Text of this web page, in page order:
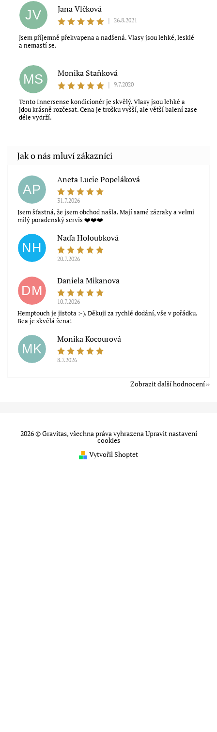
JV
Jana Vlčková
|
26.8.2021
Jsem příjemně překvapena a nadšená. Vlasy jsou lehké, lesklé
a nemastí se.
MS
Monika Staňková
| 9.7.2020
Tento Innersense kondicionér je skvělý. Vlasy jsou lehké a
jdou krásně rozčesat. Cena je trošku vyšší, ale větší balení zase
déle vydrží.
AP
Aneta Lucie Popeláková
31.7.2026
Jsem šťastná, že jsem obchod našla. Mají samé zázraky a velmi
milý poradenský servis ❤️❤️❤️
NH
Naďa Holoubková
20.7.2026
DM
Daniela Mikanova
10.7.2026
Hemptouch je jistota :-). Děkuji za rychlé dodání, vše v pořádku.
Bea je skvělá žena!
MK
Monika Kocourová
8.7.2026
Zobrazit další hodnocení
2026 © Gravitas, všechna práva vyhrazenaUpravit nastavení
cookies
Vytvořil Shoptet